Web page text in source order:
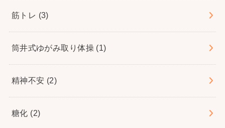
筋トレ (3)
筒井式ゆがみ取り体操 (1)
精神不安 (2)
糖化 (2)